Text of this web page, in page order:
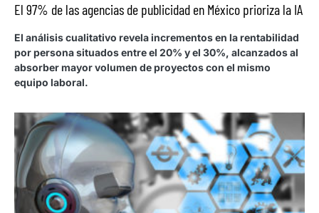
El 97% de las agencias de publicidad en México prioriza la IA
El análisis cualitativo revela incrementos en la rentabilidad
por persona situados entre el 20% y el 30%, alcanzados al
absorber mayor volumen de proyectos con el mismo
equipo laboral.